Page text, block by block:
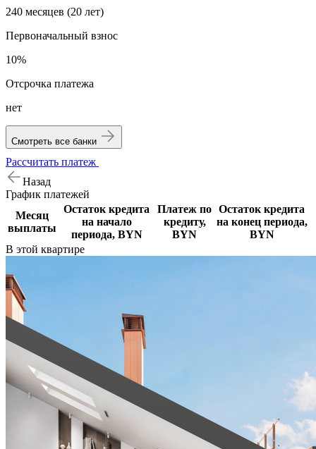
240 месяцев (20 лет)
Первоначальный взнос
10%
Отсрочка платежа
нет
Смотреть все банки
Рассчитать платеж
Назад
График платежей
Месяц
выплаты
Остаток кредита
на начало
периода, BYN
Платеж по
кредиту,
BYN
Остаток кредита
на конец периода,
BYN
В этой квартире